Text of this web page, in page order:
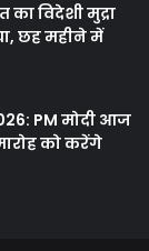
विदेशी मुद्रा
छह महीने में
PM मोदी आज
को करेंगे